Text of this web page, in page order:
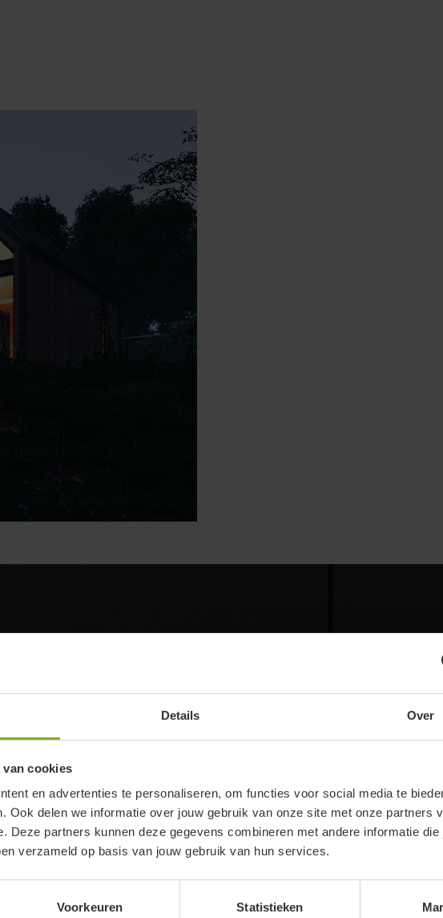
Details Over
van cookies
en advertenties te personaliseren, om functies voor social media te
Ook delen we informatie over jouw gebruik van onze site met onze partners
Deze partners kunnen deze gegevens combineren met andere informatie die
verzameld op basis van jouw gebruik van hun services.
Voorkeuren Statistieken